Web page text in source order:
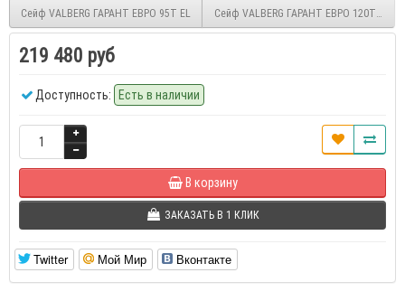
Сейф VALBERG ГАРАНТ ЕВРО 95T EL Сейф VALBERG ГАРАНТ ЕВРО 120Т EL
219 480 руб
Доступность: Есть в наличии
В корзину
ЗАКАЗАТЬ В 1 КЛИК
Twitter Мой Мир Вконтакте